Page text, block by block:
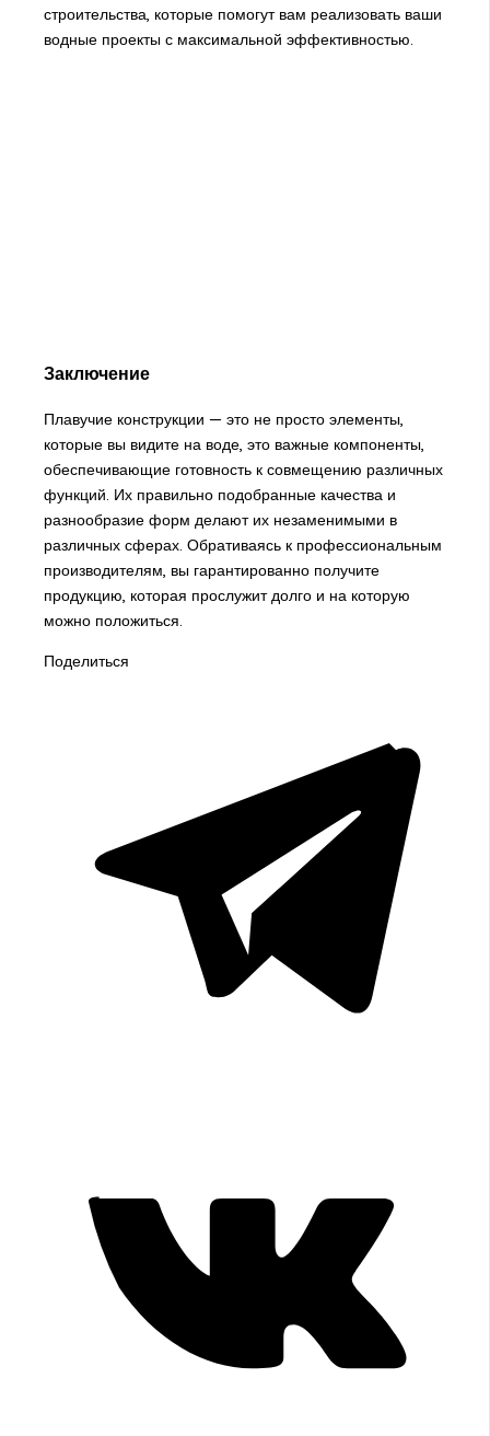
строительства, которые помогут вам реализовать ваши
водные проекты с максимальной эффективностью.
Заключение
Плавучие конструкции — это не просто элементы,
которые вы видите на воде, это важные компоненты,
обеспечивающие готовность к совмещению различных
функций. Их правильно подобранные качества и
разнообразие форм делают их незаменимыми в
различных сферах. Обративаясь к профессиональным
производителям, вы гарантированно получите
продукцию, которая прослужит долго и на которую
можно положиться.
Поделиться